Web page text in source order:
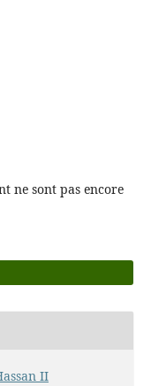
ne sont pas encore
II